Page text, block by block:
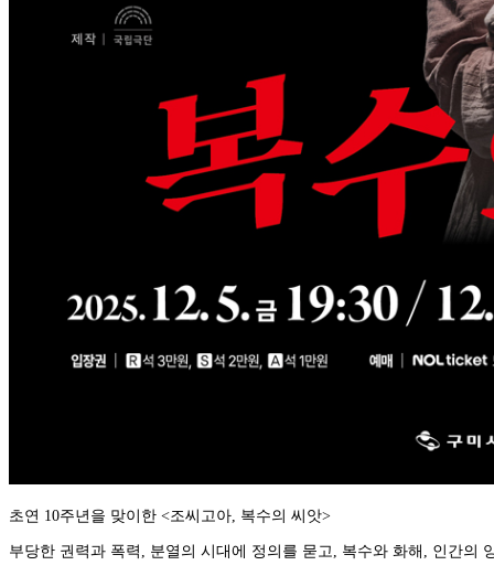
초연 10주년을 맞이한 <조씨고아, 복수의 씨앗>
부당한 권력과 폭력, 분열의 시대에 정의를 묻고, 복수와 화해, 인간의